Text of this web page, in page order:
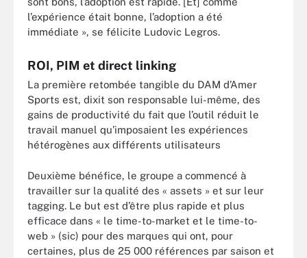
l’expérience était bonne, l’adoption a été
immédiate », se félicite Ludovic Legros.
ROI, PIM et direct linking
La première retombée tangible du DAM d’Amer
Sports est, dixit son responsable lui-même, des
gains de productivité du fait que l’outil réduit le
travail manuel qu’imposaient les expériences
hétérogènes aux différents utilisateurs
Deuxième bénéfice, le groupe a commencé à
travailler sur la qualité des « assets » et sur leur
tagging. Le but est d’être plus rapide et plus
efficace dans « le time-to-market et le time-to-
web » (sic) pour des marques qui ont, pour
certaines, plus de 25 000 références par saison et